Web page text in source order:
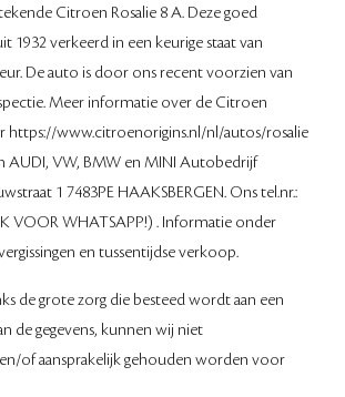
Citroen Rosalie 8 A. Deze goed
1932 verkeerd in een keurige staat van
De auto is door ons recent voorzien van
Meer informatie over de Citroen
https://www.citroenorigins.nl/nl/autos/rosalie
AUDI, VW, BMW en MINI Autobedrijf
1 7483PE HAAKSBERGEN. Ons tel.nr.:
VOOR WHATSAPP!) . Informatie onder
en tussentijdse verkoop.
de grote zorg die besteed wordt aan een
de gegevens, kunnen wij niet
of aansprakelijk gehouden worden voor